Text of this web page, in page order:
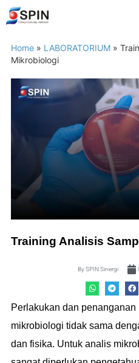
Home » LABORATORIUM »
Mikrobiologi
Training Analisis
BySPIN Sinergi
Perlakukan dan
mikrobiologi tidak sama
dan fisika. Untuk analis